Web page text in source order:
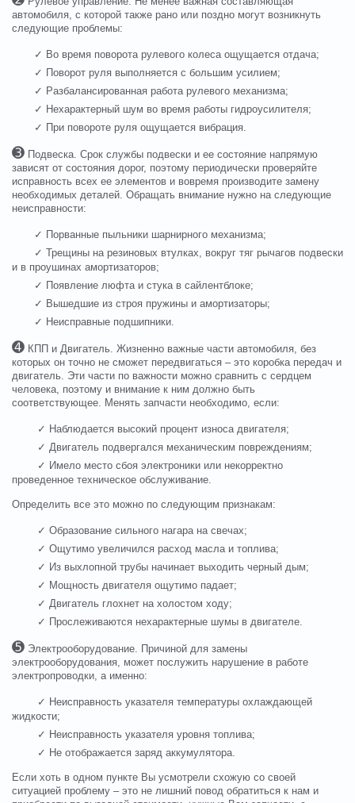
автомобиля, с которой также рано или поздно могут возникнуть
следующие проблемы:
✓ Во время поворота рулевого колеса ощущается отдача;
✓ Поворот руля выполняется с большим усилием;
✓ Разбалансированная работа рулевого механизма;
✓ Нехарактерный шум во время работы гидроусилителя;
✓ При повороте руля ощущается вибрация.
➌ Подвеска. Срок службы подвески и ее состояние напрямую
зависят от состояния дорог, поэтому периодически проверяйте
исправность всех ее элементов и вовремя производите замену
необходимых деталей. Обращать внимание нужно на следующие
неисправности:
✓ Порванные пыльники шарнирного механизма;
✓ Трещины на резиновых втулках, вокруг тяг рычагов подвески
и в проушинах амортизаторов;
✓ Появление люфта и стука в сайлентблоке;
✓ Вышедшие из строя пружины и амортизаторы;
✓ Неисправные подшипники.
➍ КПП и Двигатель. Жизненно важные части автомобиля, без
которых он точно не сможет передвигаться – это коробка передач и
двигатель. Эти части по важности можно сравнить с сердцем
человека, поэтому и внимание к ним должно быть
соответствующее. Менять запчасти необходимо, если:
✓ Наблюдается высокий процент износа двигателя;
✓ Двигатель подвергался механическим повреждениям;
✓ Имело место сбоя электроники или некорректно
проведенное техническое обслуживание.
Определить все это можно по следующим признакам:
✓ Образование сильного нагара на свечах;
✓ Ощутимо увеличился расход масла и топлива;
✓ Из выхлопной трубы начинает выходить черный дым;
✓ Мощность двигателя ощутимо падает;
✓ Двигатель глохнет на холостом ходу;
✓ Прослеживаются нехарактерные шумы в двигателе.
➎ Электрооборудование. Причиной для замены
электрооборудования, может послужить нарушение в работе
электропроводки, а именно:
✓ Неисправность указателя температуры охлаждающей
жидкости;
✓ Неисправность указателя уровня топлива;
✓ Не отображается заряд аккумулятора.
Если хоть в одном пункте Вы усмотрели схожую со своей
ситуацией проблему – это не лишний повод обратиться к нам и